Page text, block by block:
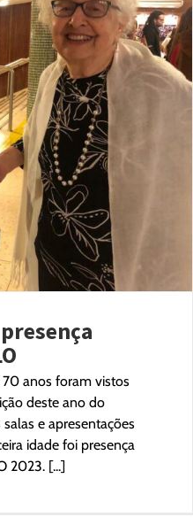
anos foram vistos
deste ano do
e apresentações
idade foi presença
2023. [...]